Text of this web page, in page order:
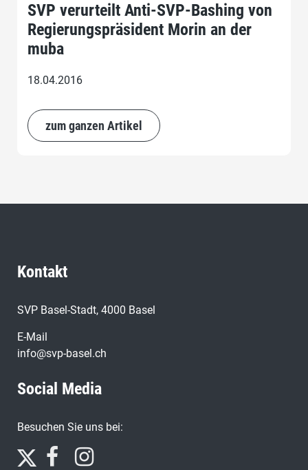
SVP verurteilt Anti-SVP-Bashing von
Regierungspräsident Morin an der
muba
18.04.2016
zum ganzen Artikel
Kontakt
SVP Basel-Stadt, 4000 Basel
E-Mail
info@svp-basel.ch
Social Media
Besuchen Sie uns bei: